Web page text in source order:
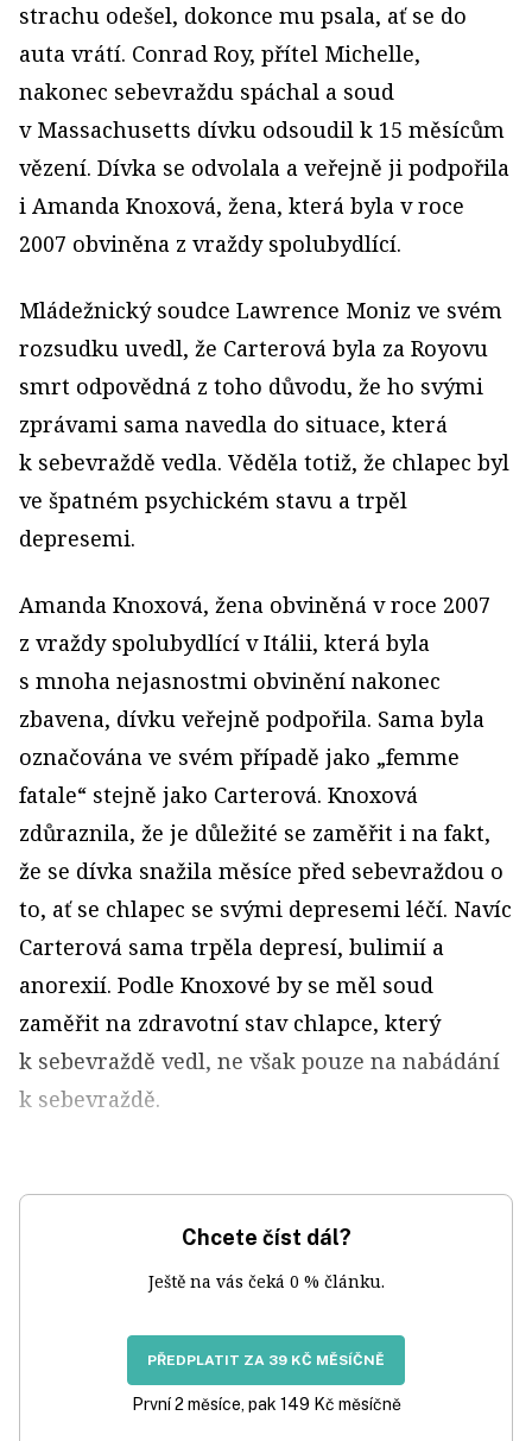
strachu odešel, dokonce mu psala, ať se do
auta vrátí. Conrad Roy, přítel Michelle,
nakonec sebevraždu spáchal a soud
v Massachusetts dívku odsoudil k 15 měsícům
vězení. Dívka se odvolala a veřejně ji podpořila
i Amanda Knoxová, žena, která byla v roce
2007 obviněna z vraždy spolubydlící.
Mládežnický soudce Lawrence Moniz ve svém
rozsudku uvedl, že Carterová byla za Royovu
smrt odpovědná z toho důvodu, že ho svými
zprávami sama navedla do situace, která
k sebevraždě vedla. Věděla totiž, že chlapec byl
ve špatném psychickém stavu a trpěl
depresemi.
Amanda Knoxová, žena obviněná v roce 2007
z vraždy spolubydlící v Itálii, která byla
s mnoha nejasnostmi obvinění nakonec
zbavena, dívku veřejně podpořila. Sama byla
označována ve svém případě jako „femme
fatale“ stejně jako Carterová. Knoxová
zdůraznila, že je důležité se zaměřit i na fakt,
že se dívka snažila měsíce před sebevraždou o
to, ať se chlapec se svými depresemi léčí. Navíc
Carterová sama trpěla depresí, bulimií a
anorexií. Podle Knoxové by se měl soud
zaměřit na zdravotní stav chlapce, který
k sebevraždě vedl, ne však pouze na nabádání
k sebevraždě.
Chcete číst dál?
Ještě na vás čeká 0 % článku.
PŘEDPLATIT ZA 39 KČ MĚSÍČNĚ
První 2 měsíce, pak 149 Kč měsíčně